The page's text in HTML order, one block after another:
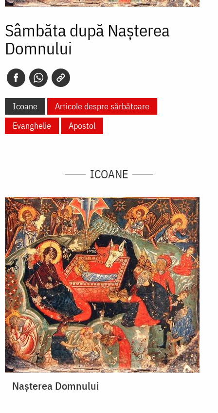
Sâmbăta după Naşterea
Domnului
Icoane
Articole despre sărbătoare
Evanghelie
Apostol
ICOANE
Naşterea Domnului